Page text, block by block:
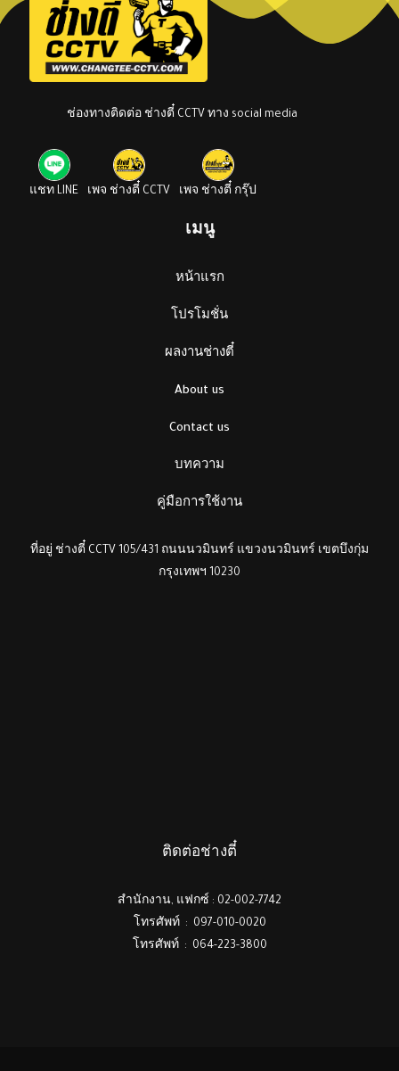
ช่องทางติดต่อ ช่างตี๋ CCTV ทาง social media
แชท LINE เพจ ช่างตี๋ CCTV เพจ ช่างตี๋ กรุ๊ป
เมนู
หน้าแรก
โปรโมชั่น
ผลงานช่างตี๋
About us
Contact us
บทความ
คู่มือการใช้งาน
ที่อยู่ ช่างตี๋ CCTV 105/431 ถนนนวมินทร์ แขวงนวมินทร์ เขตบึงกุ่ม
กรุงเทพฯ 10230
ติดต่อช่างตี๋
สำนักงาน, แฟกซ์ : 02-002-7742
โทรศัพท์ : 097-010-0020
โทรศัพท์ : 064-223-3800